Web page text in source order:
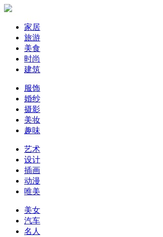
家居
旅游
美食
时尚
建筑
服饰
婚纱
摄影
美妆
趣味
艺术
设计
插画
动漫
唯美
美女
汽车
名人